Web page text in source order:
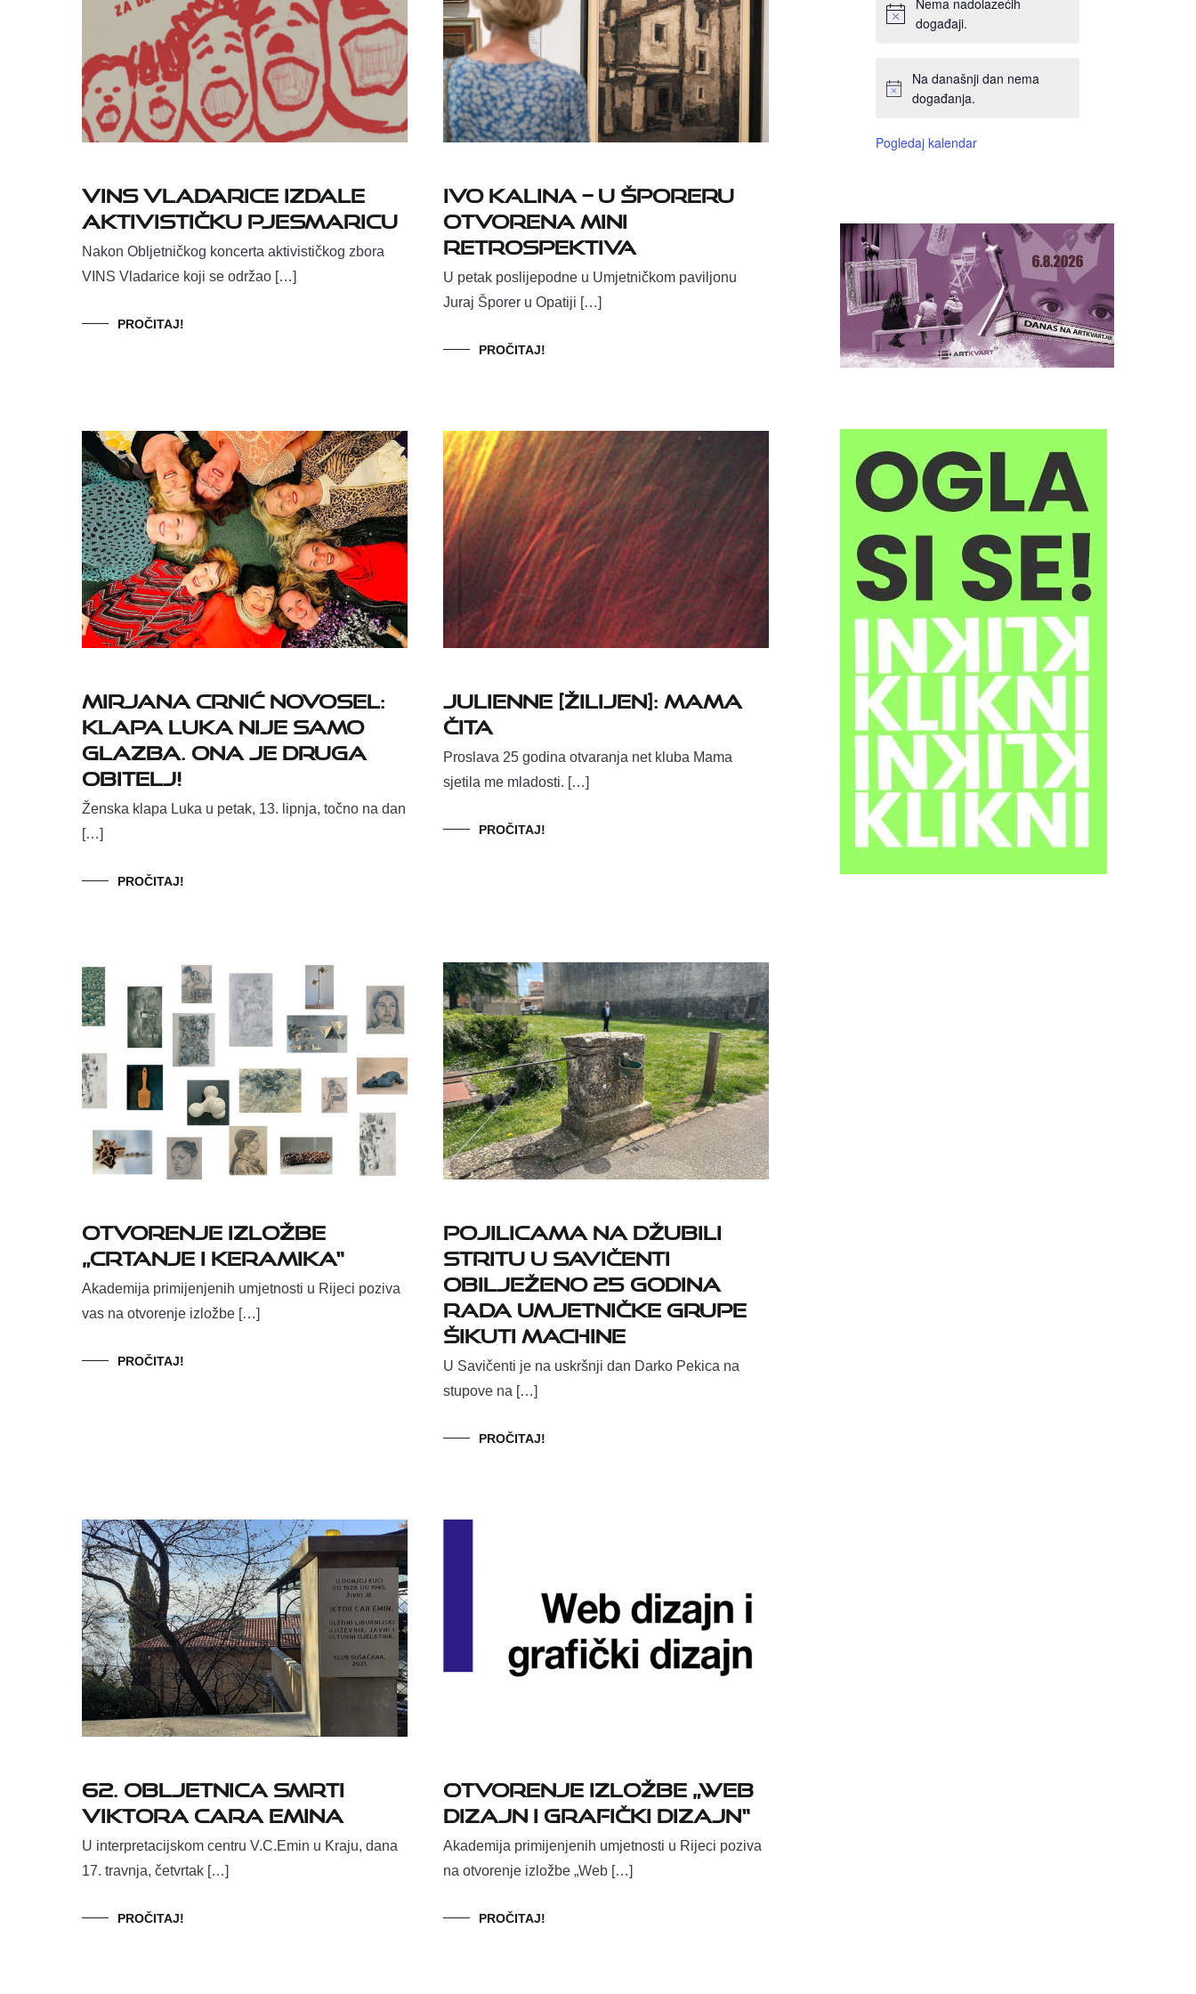
VINS Vladarice izdale
Aktivističku pjesmaricu
Nakon Obljetničkog koncerta aktivističkog zbora
VINS Vladarice koji se održao […]
PROČITAJ!
Ivo Kalina – u Šporeru
otvorena mini
retrospektiva
U petak poslijepodne u Umjetničkom paviljonu
Juraj Šporer u Opatiji […]
PROČITAJ!
MIRJANA CRNIĆ NOVOSEL:
KLAPA LUKA NIJE SAMO
GLAZBA. ONA JE DRUGA
OBITELJ!
Ženska klapa Luka u petak, 13. lipnja, točno na dan
[…]
PROČITAJ!
Julienne [žilijen]: Mama
čita
Proslava 25 godina otvaranja net kluba Mama
sjetila me mladosti. […]
PROČITAJ!
Otvorenje izložbe
„Crtanje i keramika“
Akademija primijenjenih umjetnosti u Rijeci poziva
vas na otvorenje izložbe […]
PROČITAJ!
Pojilicama na Džubili
stritu u Savičenti
obilježeno 25 godina
rada umjetničke grupe
Šikuti Machine
U Savičenti je na uskršnji dan Darko Pekica na
stupove na […]
PROČITAJ!
62. Obljetnica smrti
Viktora Cara Emina
U interpretacijskom centru V.C.Emin u Kraju, dana
17. travnja, četvrtak […]
PROČITAJ!
Otvorenje izložbe „Web
dizajn i grafički dizajn“
Akademija primijenjenih umjetnosti u Rijeci poziva
na otvorenje izložbe „Web […]
PROČITAJ!
Nema nadolazećih
događaji.
Na današnji dan nema
događanja.
Pogledaj kalendar